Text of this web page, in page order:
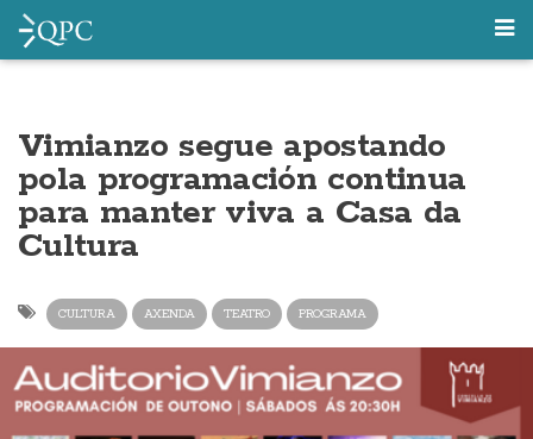
Vimianzo segue apostando
pola programación continua
para manter viva a Casa da
Cultura
CULTURA AXENDA TEATRO PROGRAMA